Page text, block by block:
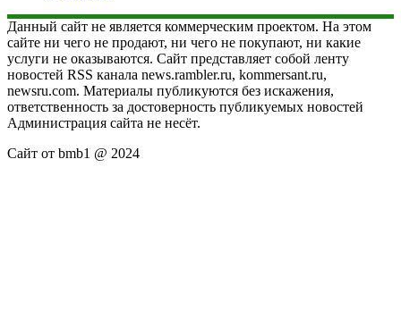
Данный сайт не является коммерческим проектом. На этом
сайте ни чего не продают, ни чего не покупают, ни какие
услуги не оказываются. Сайт представляет собой ленту
новостей RSS канала news.rambler.ru, kommersant.ru,
newsru.com. Материалы публикуются без искажения,
ответственность за достоверность публикуемых новостей
Администрация сайта не несёт.
Сайт от bmb1 @ 2024